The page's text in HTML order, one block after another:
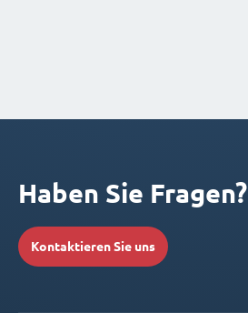
Haben Sie Fragen?
Kontaktieren Sie uns